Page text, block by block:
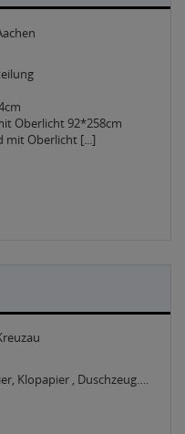
Oberlicht 92*258cm
mit Oberlicht [...]
Klopapier , Duschzeug….